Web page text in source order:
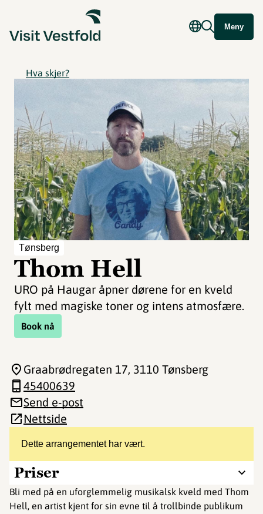
Meny
Hva skjer?
Tønsberg
Thom Hell
URO på Haugar åpner dørene for en kveld
fylt med magiske toner og intens atmosfære.
Book nå
Dette arrangementet har vært.
Priser
Bli med på en uforglemmelig musikalsk kveld med Thom
Hell, en artist kjent for sin evne til å trollbinde publikum
Graabrødregaten 17, 3110 Tønsberg
45400639
Send e-post
Nettside